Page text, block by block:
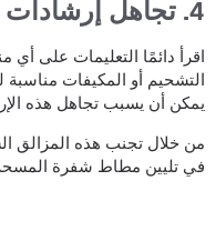
دائمًا التعليمات على أي
أو المكيفات مناسبة
أن يسبب تجاهل هذه
خلال تجنب هذه المزالق
تليين مطاط شفرة المسحة